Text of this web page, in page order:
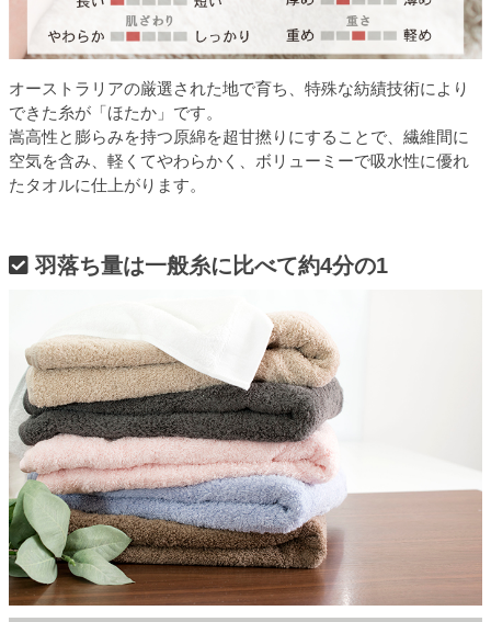
オーストラリアの厳選された地で育ち、特殊な紡績技術により
できた糸が「ほたか」です。
嵩高性と膨らみを持つ原綿を超甘撚りにすることで、繊維間に
空気を含み、軽くてやわらかく、ボリューミーで吸水性に優れ
たタオルに仕上がります。
羽落ち量は一般糸に比べて約4分の1